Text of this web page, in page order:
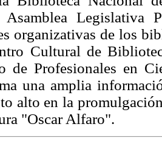
Asamblea Legislativa
organizativas de los
Cultural de
de Profesionales en
una amplia
alto en la
"Oscar Alfaro".